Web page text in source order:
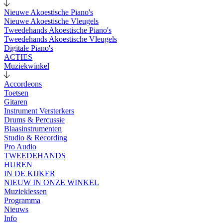
Nieuwe Akoestische Piano's
Nieuwe Akoestische Vleugels
Tweedehands Akoestische Piano's
Tweedehands Akoestische Vleugels
Digitale Piano's
ACTIES
Muziekwinkel
Accordeons
Toetsen
Gitaren
Instrument Versterkers
Drums & Percussie
Blaasinstrumenten
Studio & Recording
Pro Audio
TWEEDEHANDS
HUREN
IN DE KIJKER
NIEUW IN ONZE WINKEL
Muzieklessen
Programma
Nieuws
Info